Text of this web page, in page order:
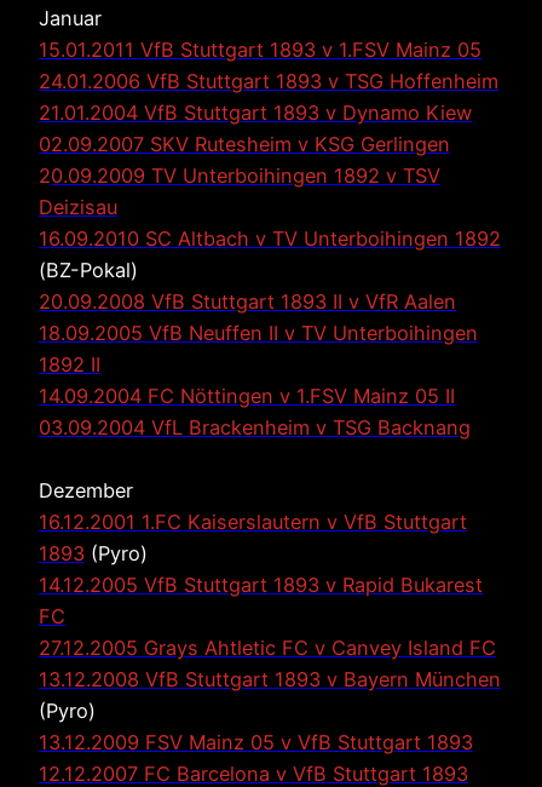
Januar
15.01.2011 VfB Stuttgart 1893 v 1.FSV Mainz 05
24.01.2006 VfB Stuttgart 1893 v TSG Hoffenheim
21.01.2004 VfB Stuttgart 1893 v Dynamo Kiew
02.09.2007 SKV Rutesheim v KSG Gerlingen
20.09.2009 TV Unterboihingen 1892 v TSV
Deizisau
16.09.2010 SC Altbach v TV Unterboihingen 1892
(BZ-Pokal)
20.09.2008 VfB Stuttgart 1893 II v VfR Aalen
18.09.2005 VfB Neuffen II v TV Unterboihingen
1892 II
14.09.2004 FC Nöttingen v 1.FSV Mainz 05 II
03.09.2004 VfL Brackenheim v TSG Backnang
Dezember
16.12.2001 1.FC Kaiserslautern v VfB Stuttgart
1893 (Pyro)
14.12.2005 VfB Stuttgart 1893 v Rapid Bukarest
FC
27.12.2005 Grays Ahtletic FC v Canvey Island FC
13.12.2008 VfB Stuttgart 1893 v Bayern München
(Pyro)
13.12.2009 FSV Mainz 05 v VfB Stuttgart 1893
12.12.2007 FC Barcelona v VfB Stuttgart 1893